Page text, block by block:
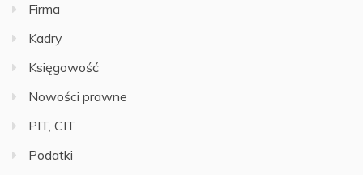
Firma
Kadry
Księgowość
Nowości prawne
PIT, CIT
Podatki